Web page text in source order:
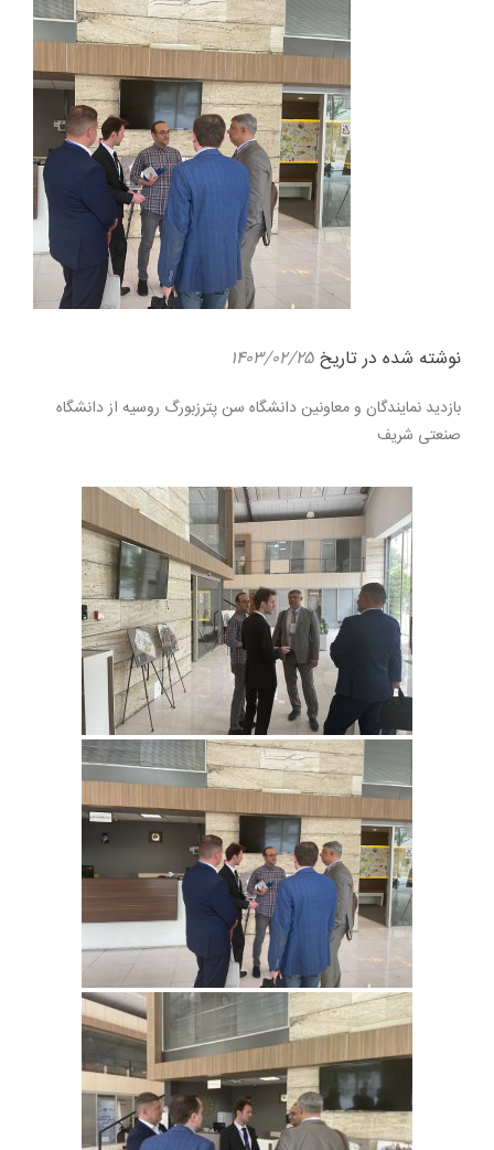
نوشته شده در تاریخ۱۴۰۳/۰۲/۲۵
بازدید نمایندگان و معاونین دانشگاه سن پترزبورگ روسیه از دانشگاه
صنعتی شریف